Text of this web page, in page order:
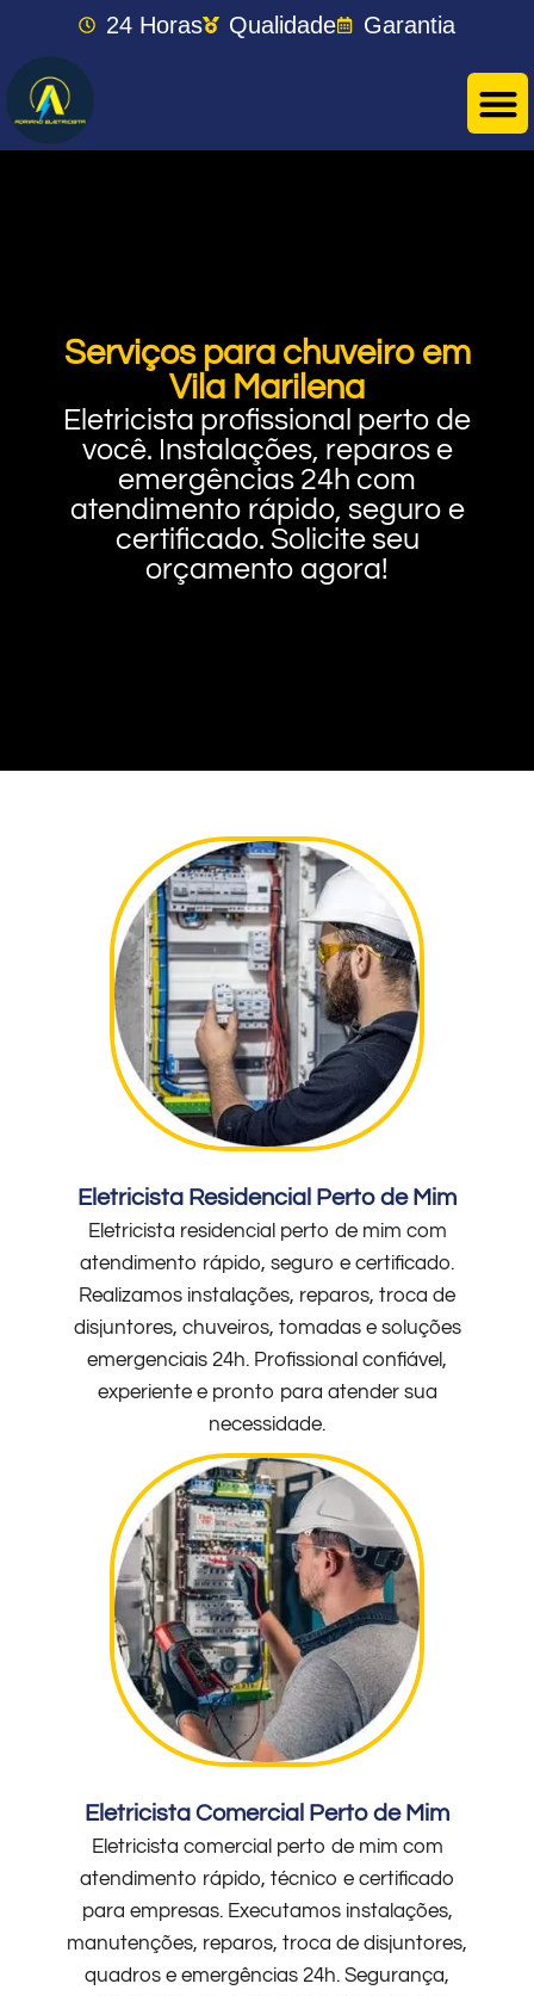
24 Horas Qualidade Garantia
Serviços para chuveiro em
Vila Marilena
Eletricista profissional perto de
você. Instalações, reparos e
emergências 24h com
atendimento rápido, seguro e
certificado. Solicite seu
orçamento agora!
Eletricista Residencial Perto de Mim
Eletricista residencial perto de mim com
atendimento rápido, seguro e certificado.
Realizamos instalações, reparos, troca de
disjuntores, chuveiros, tomadas e soluções
emergenciais 24h. Profissional confiável,
experiente e pronto para atender sua
necessidade.
Eletricista Comercial Perto de Mim
Eletricista comercial perto de mim com
atendimento rápido, técnico e certificado
para empresas. Executamos instalações,
manutenções, reparos, troca de disjuntores,
quadros e emergências 24h. Segurança,